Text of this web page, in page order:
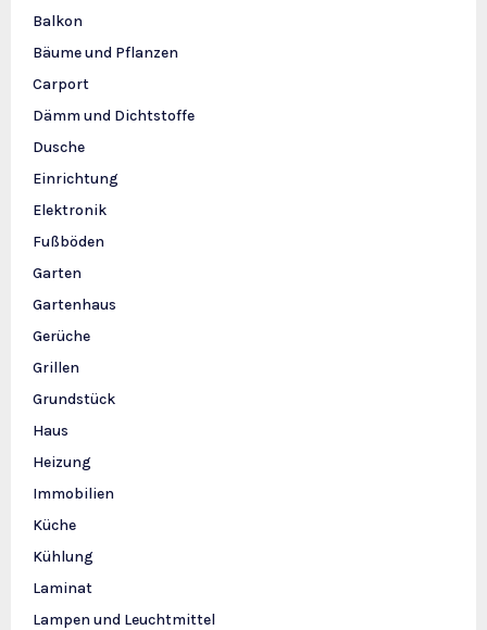
Balkon
Bäume und Pflanzen
Carport
Dämm und Dichtstoffe
Dusche
Einrichtung
Elektronik
Fußböden
Garten
Gartenhaus
Gerüche
Grillen
Grundstück
Haus
Heizung
Immobilien
Küche
Kühlung
Laminat
Lampen und Leuchtmittel